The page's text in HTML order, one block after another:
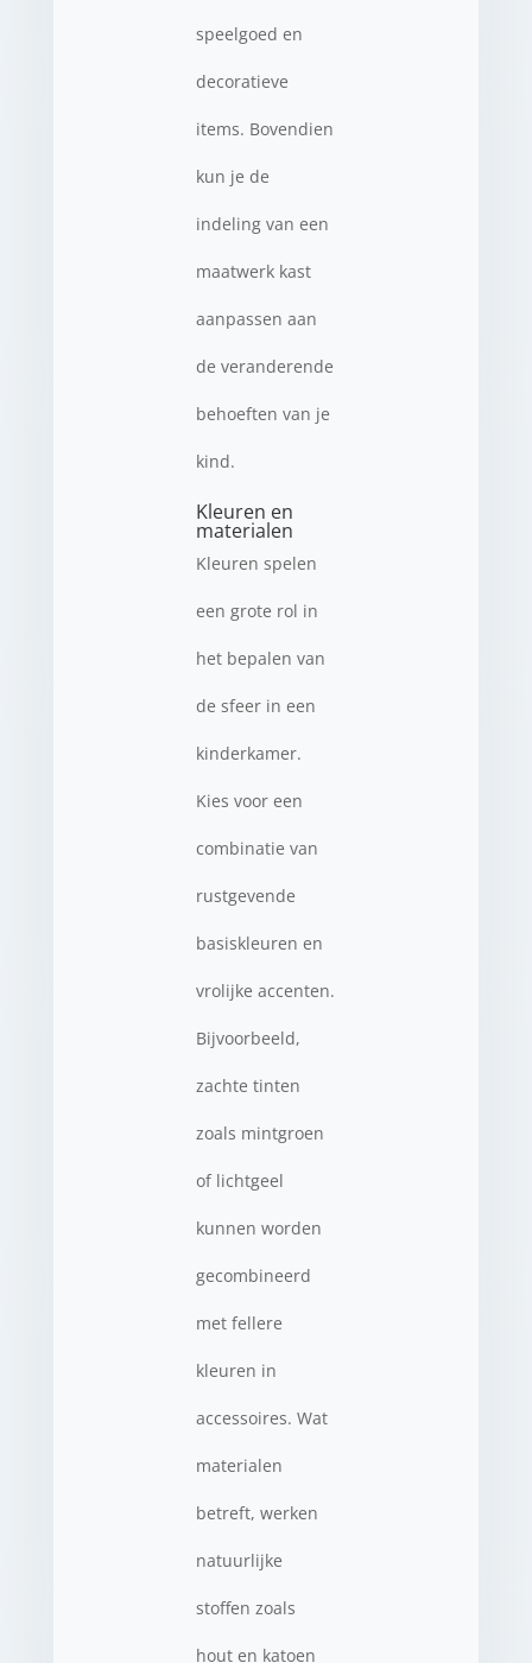
speelgoed en
decoratieve
items. Bovendien
kun je de
indeling van een
maatwerk kast
aanpassen aan
de veranderende
behoeften van je
kind.
Kleuren en
materialen
Kleuren spelen
een grote rol in
het bepalen van
de sfeer in een
kinderkamer.
Kies voor een
combinatie van
rustgevende
basiskleuren en
vrolijke accenten.
Bijvoorbeeld,
zachte tinten
zoals mintgroen
of lichtgeel
kunnen worden
gecombineerd
met fellere
kleuren in
accessoires. Wat
materialen
betreft, werken
natuurlijke
stoffen zoals
hout en katoen